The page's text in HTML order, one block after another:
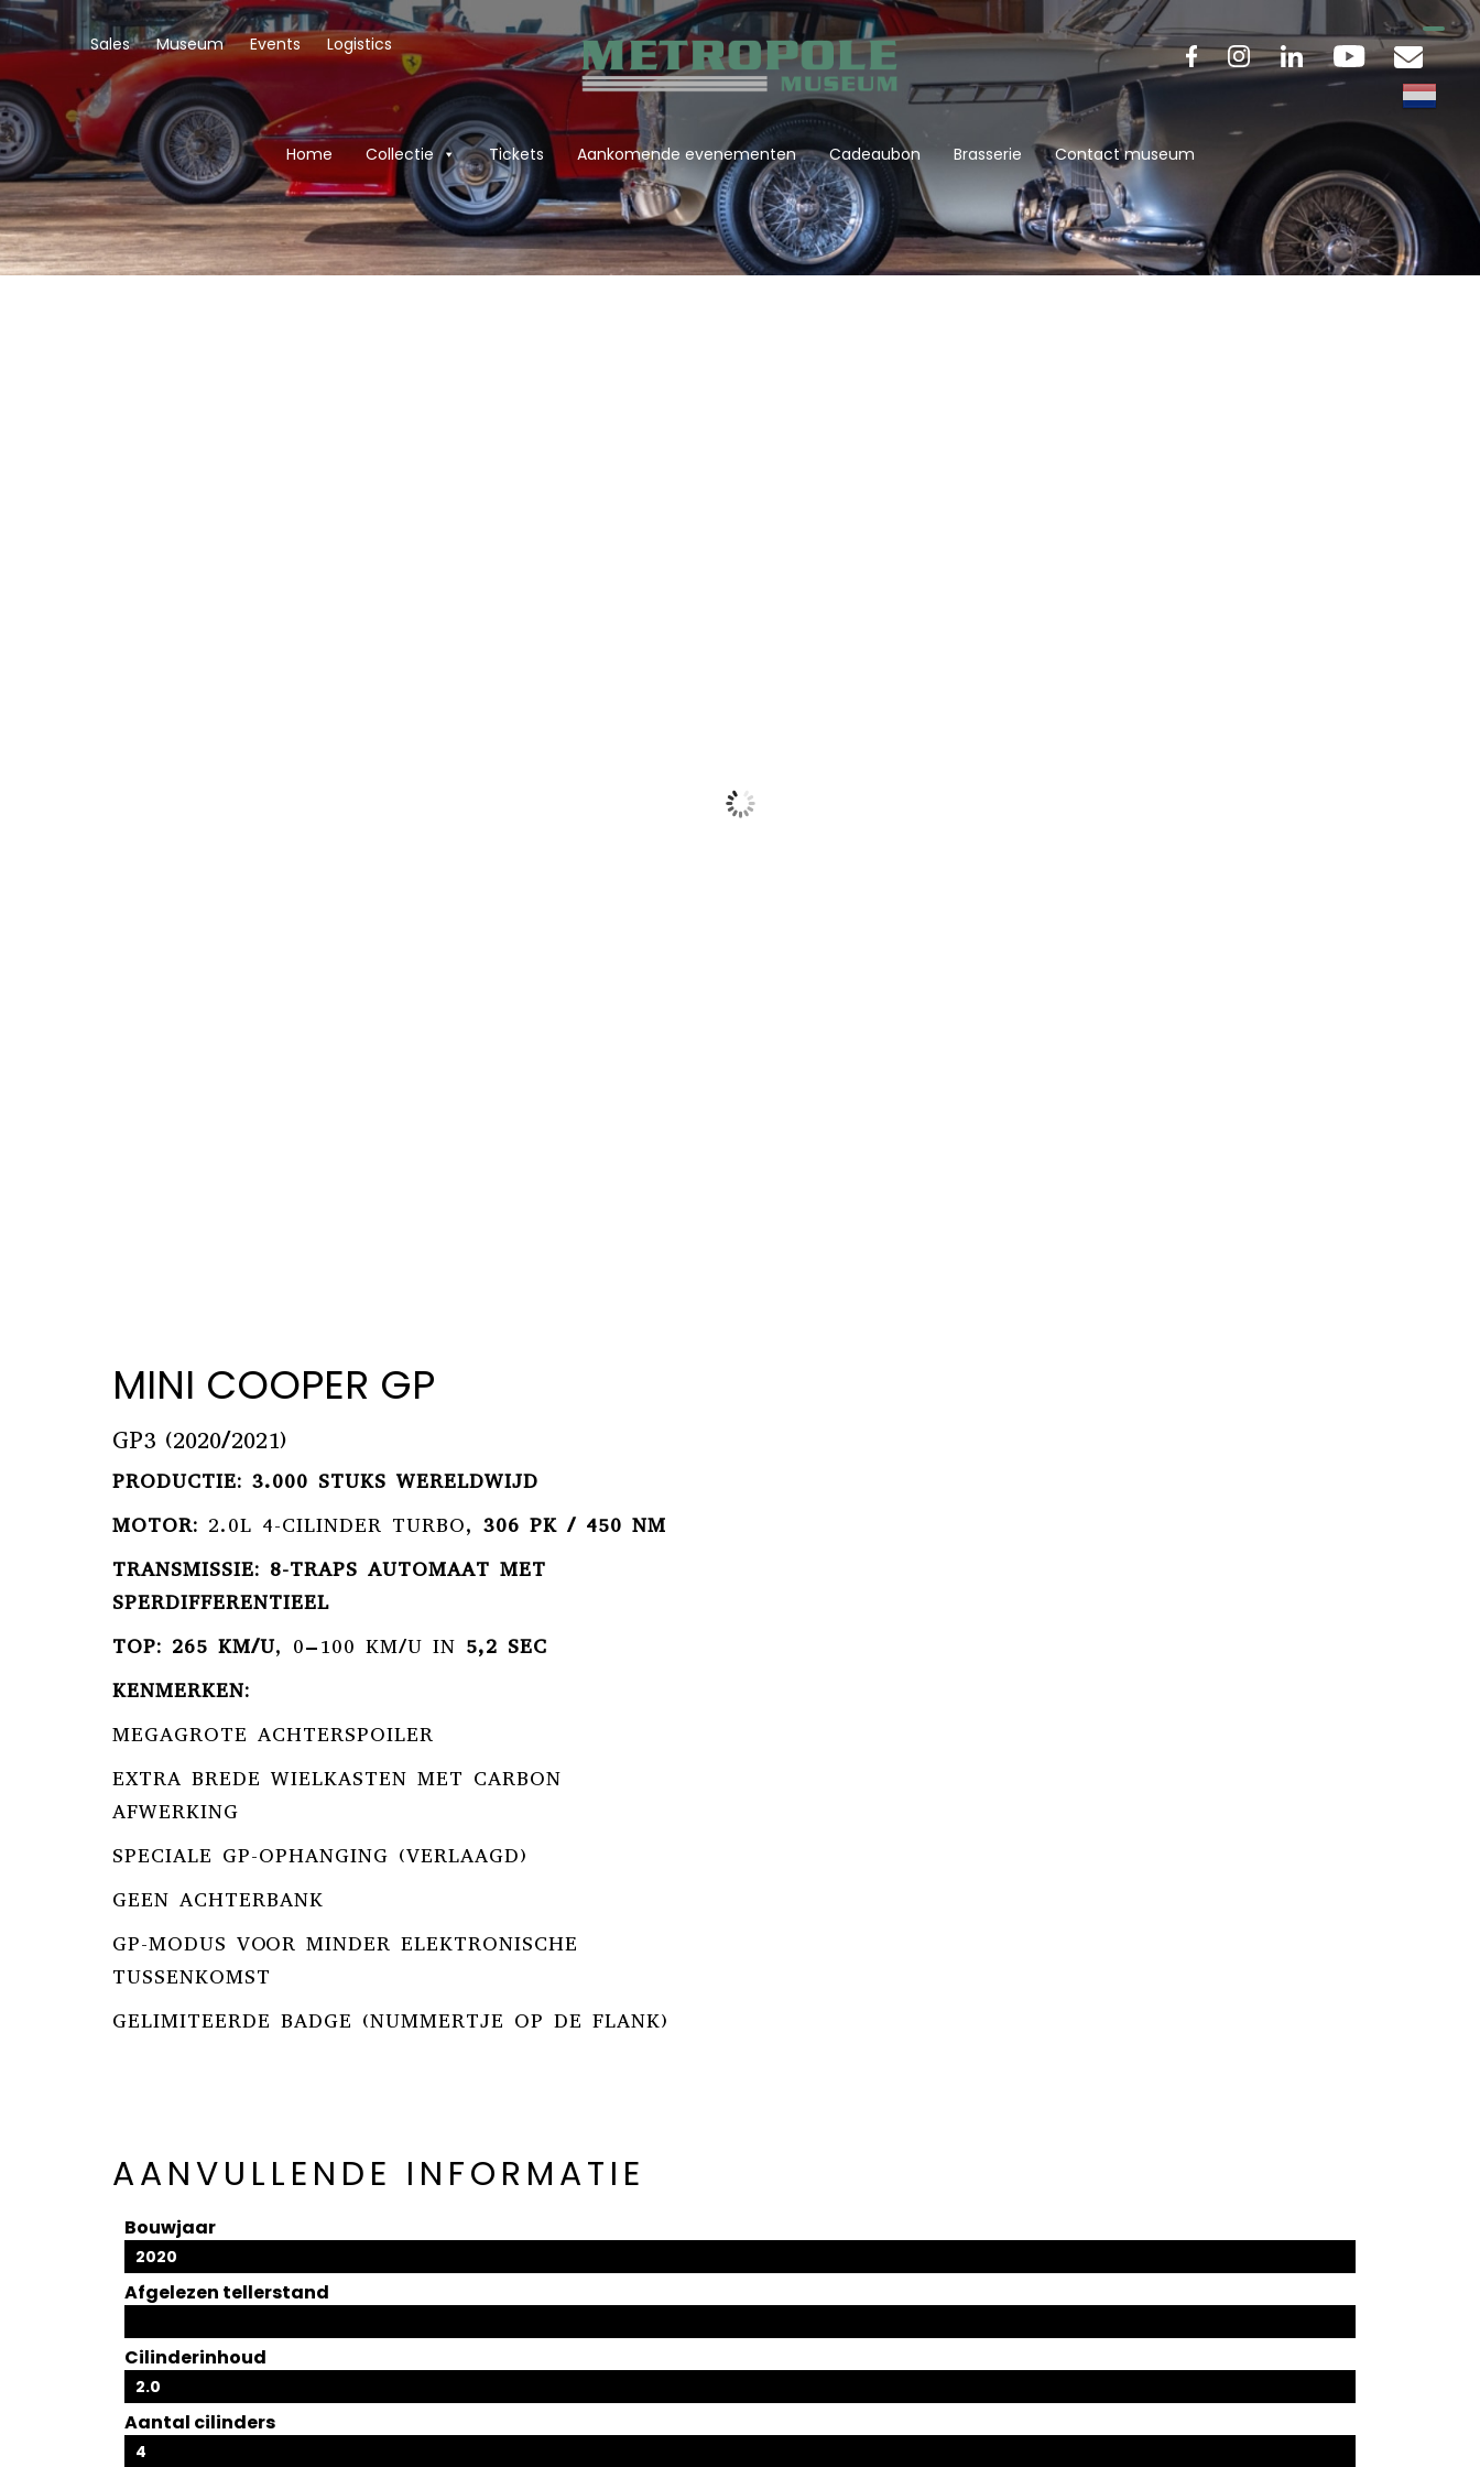
Sales Museum Events Logistics
Home Collectie Tickets Aankomende evenementen Cadeaubon Brasserie Contact museum
MINI COOPER GP
GP3 (2020/2021)
PRODUCTIE: 3.000 STUKS WERELDWIJD
MOTOR: 2.0L 4-CILINDER TURBO, 306 PK / 450 NM
TRANSMISSIE: 8-TRAPS AUTOMAAT MET
SPERDIFFERENTIEEL
TOP: 265 KM/U, 0–100 KM/U IN 5,2 SEC
KENMERKEN:
MEGAGROTE ACHTERSPOILER
EXTRA BREDE WIELKASTEN MET CARBON
AFWERKING
SPECIALE GP-OPHANGING (VERLAAGD)
GEEN ACHTERBANK
GP-MODUS VOOR MINDER ELEKTRONISCHE
TUSSENKOMST
GELIMITEERDE BADGE (NUMMERTJE OP DE FLANK)
AANVULLENDE INFORMATIE
Bouwjaar
2020
Afgelezen tellerstand
Cilinderinhoud
2.0
Aantal cilinders
4